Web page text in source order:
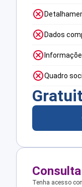
Dados
Quadro
Tenha acesso